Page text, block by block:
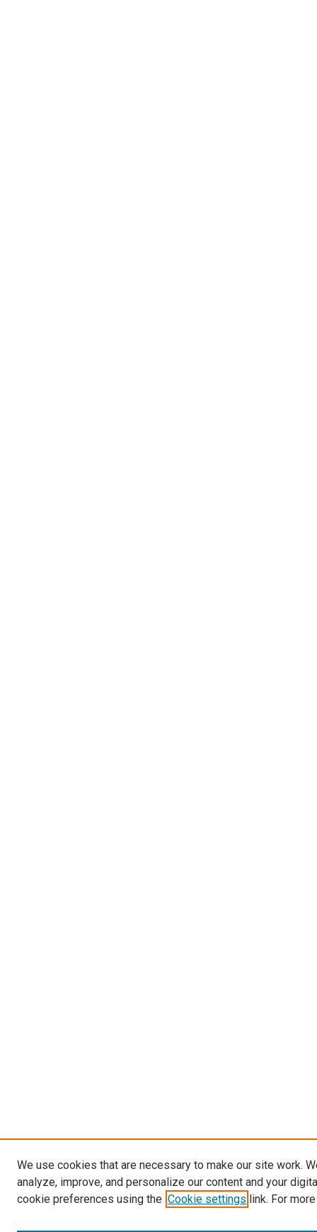
We use cookies that are necessary to make our site work.
analyze, improve, and personalize our content and your
cookie preferences using the Cookie settings link. For